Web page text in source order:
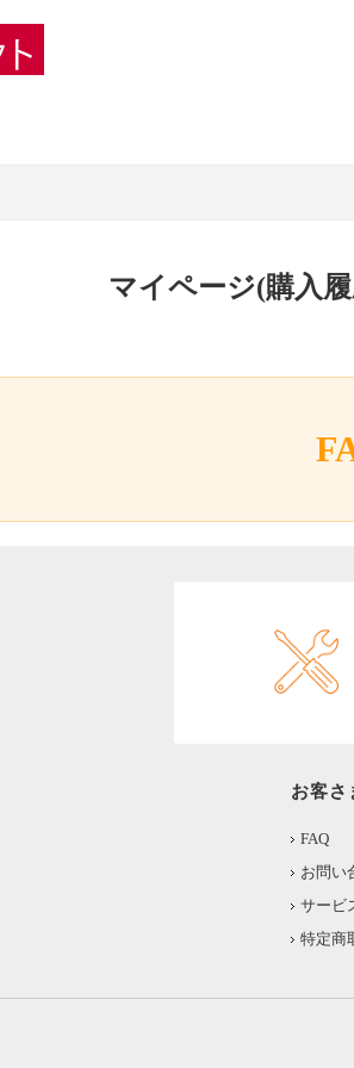
マイページ(購入
お客さ
FAQ
お問い
サービ
特定商